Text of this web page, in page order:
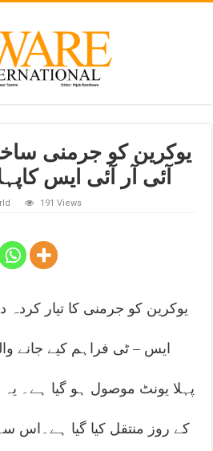
یوکرین کو جرمنی
آئی آر آئی ایس
191 Views
یوکرین کو جرمنی کا تیار کردہ
ایس – ٹی فراہم کیے جانے
پہلا یونٹ موصول ہو گیا ہے۔
کے روز منتقل کیا گیا ہے۔اس